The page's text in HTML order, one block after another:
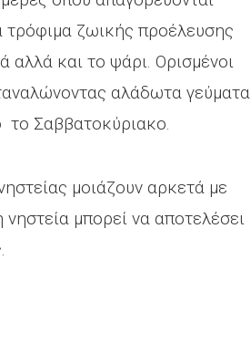
τρόφιμα ζωικής προέλευσης
και το ψάρι. Ορισμένοι
αλάδωτα γεύματα
το Σαββατοκύριακο.
μοιάζουν αρκετά με
μπορεί να αποτελέσει